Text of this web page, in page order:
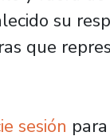
su
que
Centro de
sesión